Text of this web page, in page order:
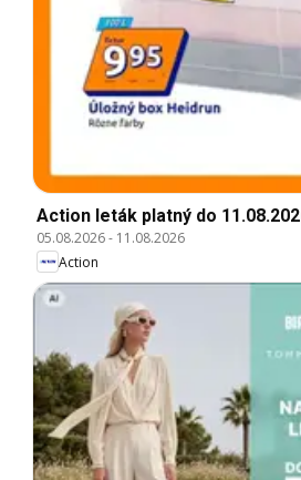
Action leták platný do
05.08.2026- 11.08.2026
Action